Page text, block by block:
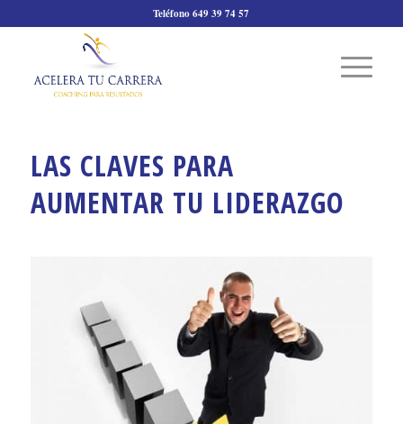
Teléfono 649 39 74 57
LAS CLAVES PARA
AUMENTAR TU LIDERAZGO